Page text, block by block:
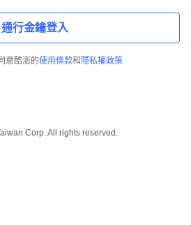
通行金鑰登入
意酷澎的使用條款和 隱私權政策
Corp. All rights reserved.